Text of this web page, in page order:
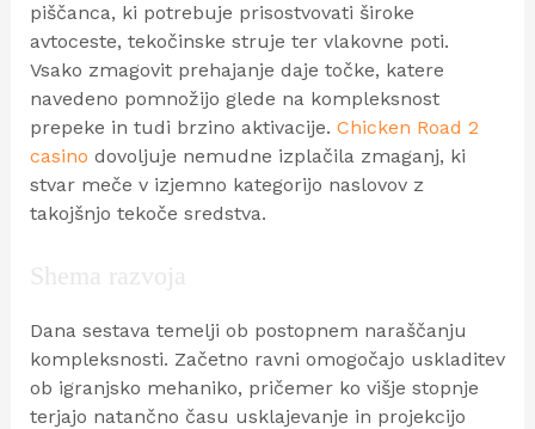
piščanca, ki potrebuje prisostvovati široke
avtoceste, tekočinske struje ter vlakovne poti.
Vsako zmagovit prehajanje daje točke, katere
navedeno pomnožijo glede na kompleksnost
prepeke in tudi brzino aktivacije. Chicken Road 2
casino dovoljuje nemudne izplačila zmaganj, ki
stvar meče v izjemno kategorijo naslovov z
takojšnjo tekoče sredstva.
Shema razvoja
Dana sestava temelji ob postopnem naraščanju
kompleksnosti. Začetno ravni omogočajo uskladitev
ob igranjsko mehaniko, pričemer ko višje stopnje
terjajo natančno času usklajevanje in projekcijo